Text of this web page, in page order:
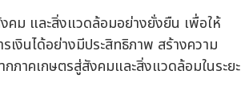
คม และสิ่งแวดล้อมอย่างยั่งยืน เพื่อให้
งินได้อย่างมีประสิทธิภาพ สร้างความ
ภาคเกษตรสู่สังคมและสิ่งแวดล้อมในระยะ